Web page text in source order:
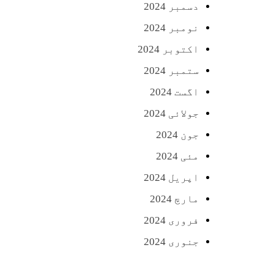
دسمبر 2024
نومبر 2024
اکتوبر 2024
ستمبر 2024
اگست 2024
جولائی 2024
جون 2024
مئی 2024
اپریل 2024
مارچ 2024
فروری 2024
جنوری 2024